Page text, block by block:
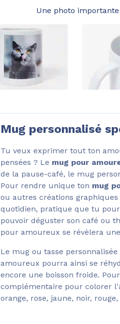
Une photo
Mug personnalisé
Tu veux exprimer tout ton
pensées ? Le mug pour
de la pause-café, le mug
Pour rendre unique ton mug
ou autres créations
quotidien, pratique que tu
pouvoir déguster son café ou
pour amoureux se révèlera
Le mug ou tasse
amoureux pourra ainsi se
encore une boisson froide.
complémentaire pour colorer
orange, rose, jaune, noir,